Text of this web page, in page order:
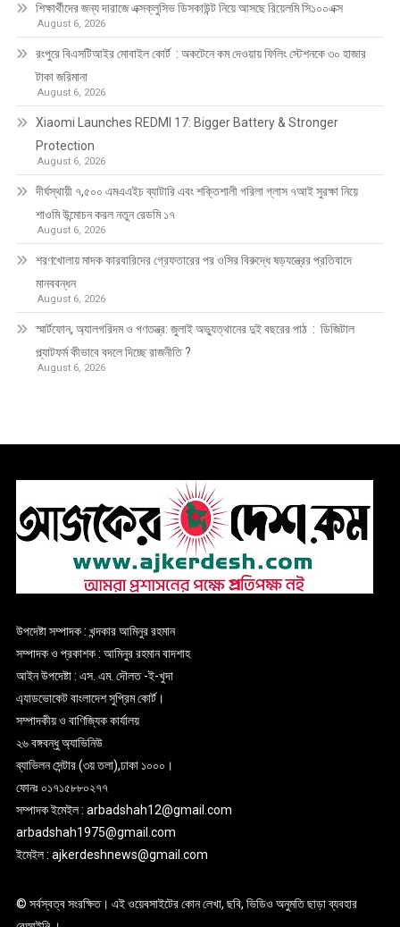
শিক্ষার্থীদের জন্য দারাজে এক্সক্লুসিভ ডিসকাউন্ট নিয়ে আসছে রিয়েলমি সি১০০এক্স
August 6, 2026
রংপুরে বিএসটিআইর মোবাইল কোর্ট : অকটেনে কম দেওয়ায় ফিলিং স্টেশনকে ৩০ হাজার
টাকা জরিমানা
August 6, 2026
Xiaomi Launches REDMI 17: Bigger Battery & Stronger
Protection
August 6, 2026
দীর্ঘস্থায়ী ৭,৫০০ এমএএইচ ব্যাটারি এবং শক্তিশালী গরিলা গ্লাস ৭আই সুরক্ষা নিয়ে
শাওমি উন্মোচন করল নতুন রেডমি ১৭
August 6, 2026
শরণখোলায় মাদক কারবারিদের গ্রেফতারের পর ওসির বিরুদ্ধে ষড়যন্ত্রের প্রতিবাদে
মানববন্ধন
August 6, 2026
স্মার্টফোন, অ্যালগরিদম ও গণতন্ত্র: জুলাই অভ্যুত্থানের দুই বছরের পাঠ : ডিজিটাল
প্ল্যাটফর্ম কীভাবে বদলে দিচ্ছে রাজনীতি ?
August 6, 2026
উপদেষ্টা সম্পাদক : খন্দকার আমিনুর রহমান
সম্পাদক ও প্রকাশক : আমিনুর রহমান বাদশাহ
আইন উপদেষ্টা : এস. এম. দৌলত -ই-খুদা
এ্যাডভোকেট বাংলাদেশ সুপ্রিম কোর্ট।
সম্পাদকীয় ও বাণিজ্যিক কার্যালয়
২৬ বঙ্গবন্ধু অ্যাভিনিউ
ব্যাভিলন সেন্টার (৩য় তলা),ঢাকা ১০০০।
ফোনঃ ০১৭১৫৮৮০২৭৭
সম্পাদক ইমেইল : arbadshah12@gmail.com
arbadshah1975@gmail.com
ইমেইল : ajkerdeshnews@gmail.com
© সর্বস্বত্ব সংরক্ষিত। এই ওয়েবসাইটের কোন লেখা, ছবি, ভিডিও অনুমতি ছাড়া ব্যবহার